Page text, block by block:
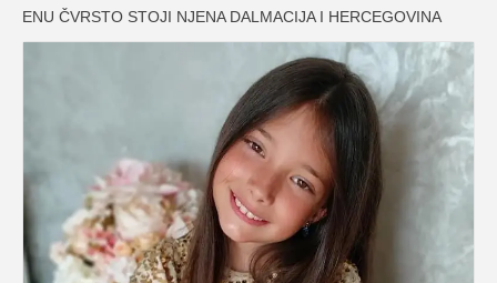
ENU ČVRSTO STOJI NJENA DALMACIJA I HERCEGOVINA